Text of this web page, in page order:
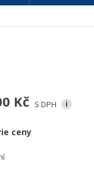
Kč S DPH i
ceny